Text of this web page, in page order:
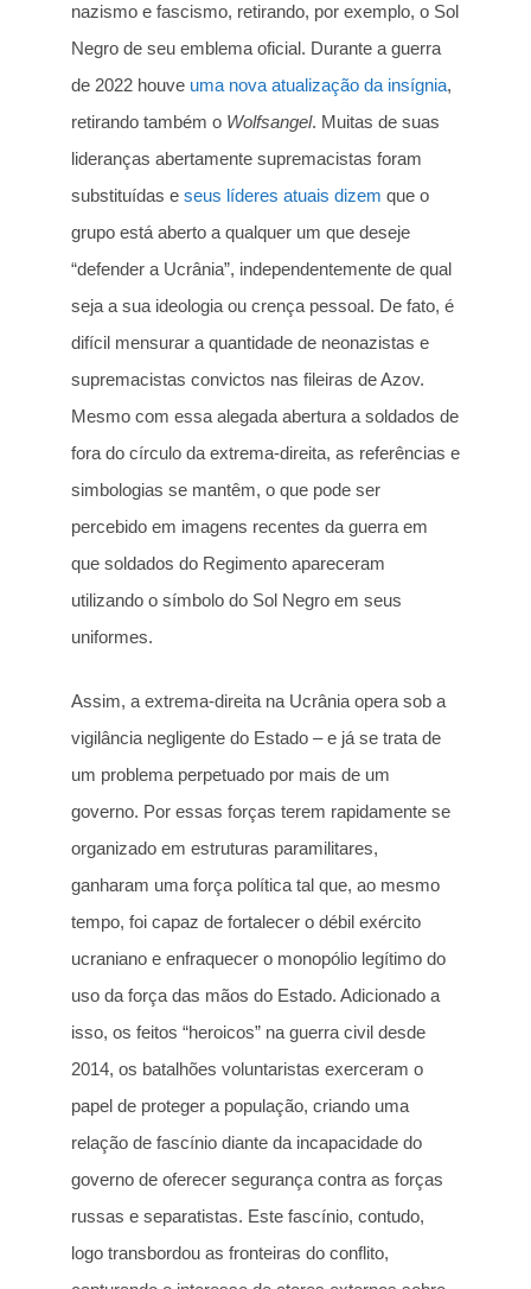
nazismo e fascismo, retirando, por exemplo, o Sol
Negro de seu emblema oficial. Durante a guerra
de 2022 houve uma nova atualização da insígnia,
retirando também o Wolfsangel. Muitas de suas
lideranças abertamente supremacistas foram
substituídas e seus líderes atuais dizem que o
grupo está aberto a qualquer um que deseje
“defender a Ucrânia”, independentemente de qual
seja a sua ideologia ou crença pessoal. De fato, é
difícil mensurar a quantidade de neonazistas e
supremacistas convictos nas fileiras de Azov.
Mesmo com essa alegada abertura a soldados de
fora do círculo da extrema-direita, as referências e
simbologias se mantêm, o que pode ser
percebido em imagens recentes da guerra em
que soldados do Regimento apareceram
utilizando o símbolo do Sol Negro em seus
uniformes.
Assim, a extrema-direita na Ucrânia opera sob a
vigilância negligente do Estado – e já se trata de
um problema perpetuado por mais de um
governo. Por essas forças terem rapidamente se
organizado em estruturas paramilitares,
ganharam uma força política tal que, ao mesmo
tempo, foi capaz de fortalecer o débil exército
ucraniano e enfraquecer o monopólio legítimo do
uso da força das mãos do Estado. Adicionado a
isso, os feitos “heroicos” na guerra civil desde
2014, os batalhões voluntaristas exerceram o
papel de proteger a população, criando uma
relação de fascínio diante da incapacidade do
governo de oferecer segurança contra as forças
russas e separatistas. Este fascínio, contudo,
logo transbordou as fronteiras do conflito,